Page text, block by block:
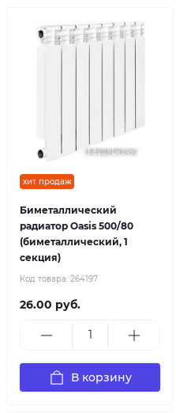
хит продаж
Биметаллический
радиатор Oasis 500/80
(биметаллический, 1
секция)
Код товара: 264197
26.00 руб.
В корзину